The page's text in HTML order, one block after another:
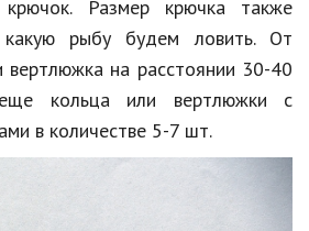
Размер крючка также
рыбу будем ловить. От
вертлюжка на расстоянии 30-40
кольца или вертлюжки с
в количестве 5-7 шт.